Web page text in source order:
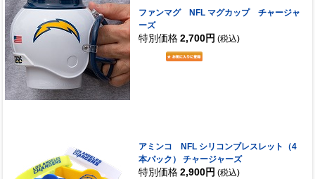
ファンマグ NFL マグカップ チャージャ
ーズ
特別価格 2,700円 (税込)
アミンコ NFL シリコンブレスレット（4
本パック） チャージャーズ
特別価格 2,900円 (税込)